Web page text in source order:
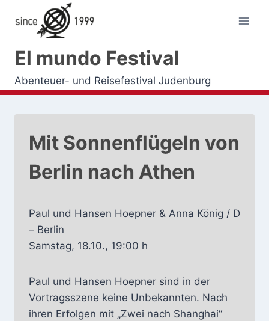
Inhalt
springen
El mundo Festival
Abenteuer- und Reisefestival Judenburg
Mit Sonnenflügeln von
Berlin nach Athen
Paul und Hansen Hoepner & Anna König / D
– Berlin
Samstag, 18.10., 19:00 h
Paul und Hansen Hoepner sind in der
Vortragsszene keine Unbekannten. Nach
ihren Erfolgen mit „Zwei nach Shanghai“